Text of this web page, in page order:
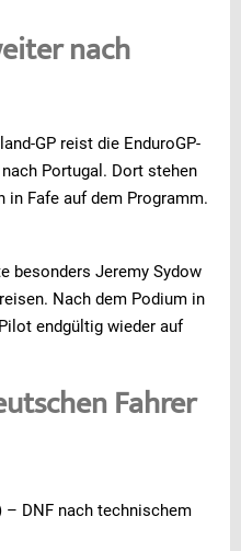
nach
GP reist die EnduroGP-
Portugal. Dort stehen
in Fafe auf dem Programm.
besonders Jeremy Sydow
Nach dem Podium in
endgültig wieder auf
Fahrer
– DNF nach technischem